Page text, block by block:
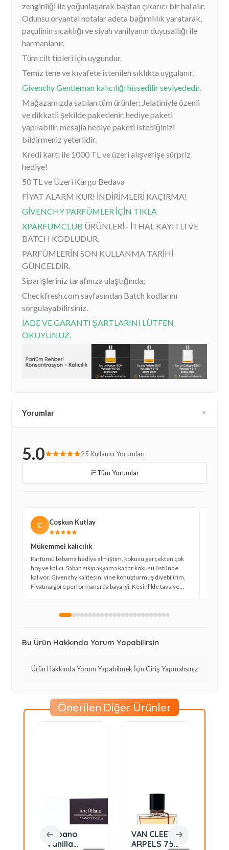
zenginliği ile yoğunlaşarak baştan çıkarıcı bir hal alır.
Odunsu oryantal notalar adeta bağımlılık yaratarak,
paçulinin sıcaklığı ve siyah vanilyanın duyusallığı ile
harmanlanır.
Tüm cilt tipleri için uygundur.
Temiz tene ve kıyafete istenilen sıklıkta uygulanır.
Givenchy Gentleman kalıcılığı hissedilir seviyededir.
Mağazamızda satılan tüm ürünler; Jelatiniyle özenli
ve dikkatli şekilde paketlenir, hediye paketi
yapılabilir, mesajla hediye paketi istediğinizi
bildirmeniz yeterlidir.
Kredi kartı ile 1000 TL ve üzeri alışverişe sürpriz
hediye!
50 TL ve Üzeri Kargo Bedava
FİYAT ALARM KUR! İNDİRİMLERİ KAÇIRMA!
GİVENCHY PARFÜMLER İÇİN TIKLA
XPARFUMCLUB ÜRÜNLERİ - İTHAL KAYITLI VE
BATCH KODLUDUR.
PARFÜMLERİN SON KULLANMA TARİHİ
GÜNCELDİR.
Siparişleriniz tarafınıza ulaştığında;
Checkfresh.com sayfasından Batch kodlarını
sorgulayabilirsiniz.
İADE VE GARANTİ ŞARTLARINI LÜTFEN
OKUYUNUZ.
Yorumlar
5.0 25 Kullanıcı Yorumları
Tüm Yorumlar
C Coşkun Kutlay
Mükemmel kalıcılık
Parfümü babama hediye almıştım, kokusu gerçekten çok
hoş ve kalıcı. Sabah sıkıp akşama kadar kokusu üstünde
kalıyor. Givenchy kalitesini yine konuşturmuş diyebilirim.
Fiyatına göre performansı da baya iyi. Kesinlikle tavsiye
Bu Ürün Hakkında Yorum Yapabilirsin
Ürün Hakkında Yorum Yapabilmek İçin Giriş Yapmalısınız
Önerilen Diğer Ürünler
Habano
Vanilla
VAN CLEEF
ARPELS 75